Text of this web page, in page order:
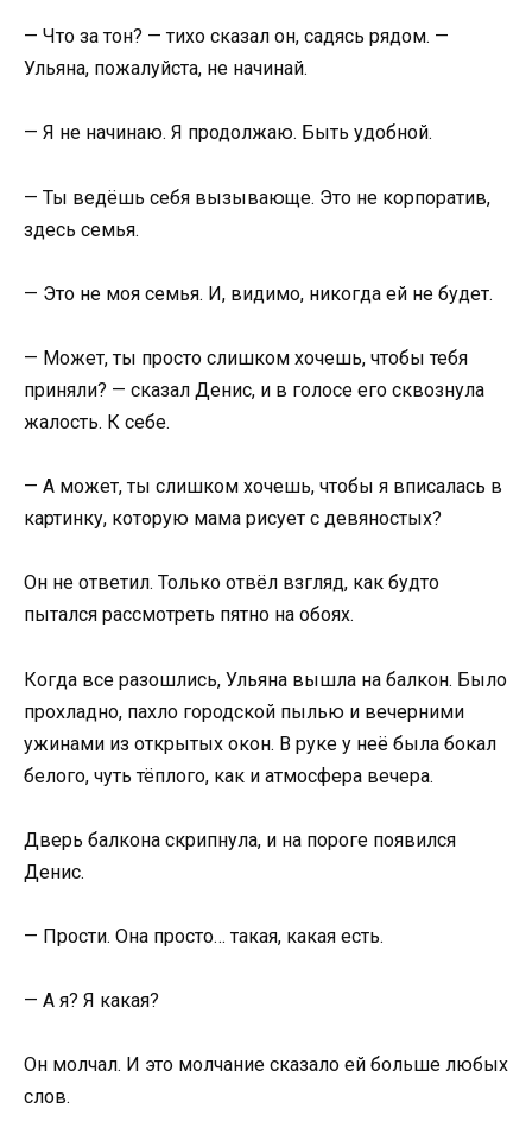
— Что за тон? — тихо сказал он, садясь рядом. —
Ульяна, пожалуйста, не начинай.
— Я не начинаю. Я продолжаю. Быть удобной.
— Ты ведёшь себя вызывающе. Это не корпоратив,
здесь семья.
— Это не моя семья. И, видимо, никогда ей не будет.
— Может, ты просто слишком хочешь, чтобы тебя
приняли? — сказал Денис, и в голосе его сквознула
жалость. К себе.
— А может, ты слишком хочешь, чтобы я вписалась в
картинку, которую мама рисует с девяностых?
Он не ответил. Только отвёл взгляд, как будто
пытался рассмотреть пятно на обоях.
Когда все разошлись, Ульяна вышла на балкон. Было
прохладно, пахло городской пылью и вечерними
ужинами из открытых окон. В руке у неё была бокал
белого, чуть тёплого, как и атмосфера вечера.
Дверь балкона скрипнула, и на пороге появился
Денис.
— Прости. Она просто… такая, какая есть.
— А я? Я какая?
Он молчал. И это молчание сказало ей больше любых
слов.